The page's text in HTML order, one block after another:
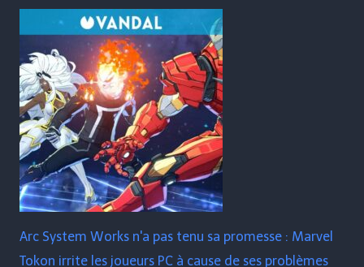
Arc System Works n'a pas tenu sa promesse : Marvel
Tokon irrite les joueurs PC à cause de ses problèmes